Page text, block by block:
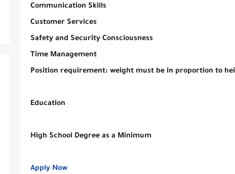
Communication Skills
Customer Services
Safety and Security Consciousness
Time Management
Position requirement: weight must be in proportion to
Education
High School Degree as a Minimum
Apply Now